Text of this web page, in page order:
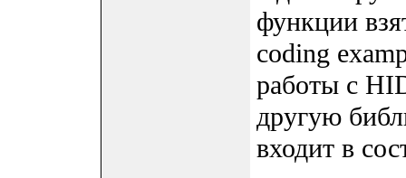
функции
coding
работы с
другую
входит в